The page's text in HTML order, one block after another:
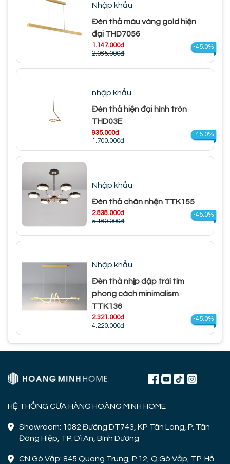
Nhập khẩu
Đèn thả màu vàng gold hiện
đại THD7056
1.147.000đ
2.085.000đ
-45.0%
nhập khẩu
Đèn thả hiện đại hình tròn
THD03E
935.000đ
1.700.000đ
-45.0%
Nhập khẩu
Đèn thả chân nhện TTK155
2.838.000đ
5.160.000đ
-45.0%
Nhập khẩu
Đèn thả nhịp đập trái tim
phong cách minimalism
TTK136
2.321.000đ
4.220.000đ
-45.0%
HỆ THỐNG CỬA HÀNG HOÀNG MINH HOME
Showroom: 1082 Đường DT743, KP Tân Long, P. Tân
Đông Hiệp, TP. Dĩ An, Bình Dương
CN Gò Vấp: 845 Quang Trung, P.12, Q.Gò Vấp, TP. Hồ